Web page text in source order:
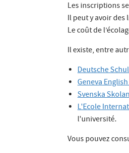
Les inscriptions
Il peut y avoir des
Le coût de
Il existe, entre
Deutsche
Geneva
Svenska
L'Ecole
l'université.
Vous pouvez